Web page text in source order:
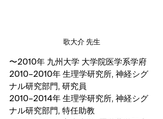
歌大介 先生
〜2010年 九州大学 大学院医学系学府
2010–2010年 生理学研究所, 神経シグ
ナル研究部門, 研究員
2010–2014年 生理学研究所, 神経シグ
ナル研究部門, 特任助教